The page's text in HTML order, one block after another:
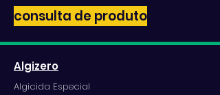
consulta de produto
Algizero
Algicida Especial